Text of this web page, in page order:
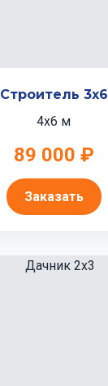
Строитель 3x6
4x6 м
89 000 ₽
Заказать